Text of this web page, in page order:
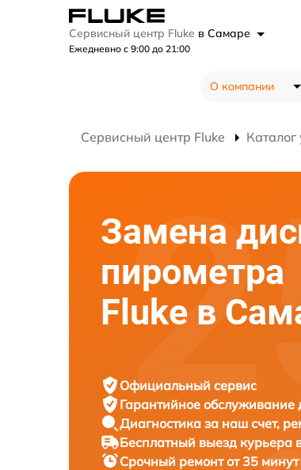
Сервисный центр Fluke в Самаре
Ежедневно с 9:00 до 21:00
О компании
Сервисный центр Fluke Каталог
Замена
пирометра
Fluke в
Официальный сервис
Гарантийное обслуживание
Диагностика за наш счет,
Бесплатный выезд курьера
Срочный ремонтот 35 минут